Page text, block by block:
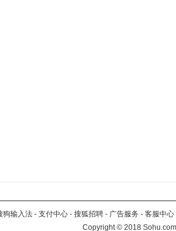
狗输入法 - 支付中心 - 搜狐招聘 - 广告服务 - 客服中心
Copyright©2018